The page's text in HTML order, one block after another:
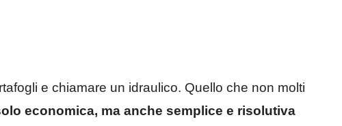
e chiamare un idraulico. Quello che non molti
economica, ma anche semplice e risolutiva